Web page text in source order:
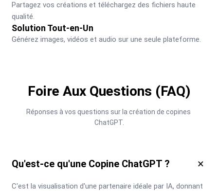
Partagez vos créations et téléchargez des fichiers haute
qualité.
Solution Tout-en-Un
Générez images, vidéos et audio sur une seule plateforme.
Foire Aux Questions (FAQ)
Réponses à vos questions sur la création de copines
ChatGPT.
Qu'est-ce qu'une Copine ChatGPT ? ×
C'est la visualisation d'une partenaire idéale par IA, donnant